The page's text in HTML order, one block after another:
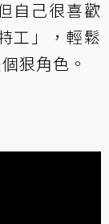
自己很喜歡
工」，輕鬆
狠角色。